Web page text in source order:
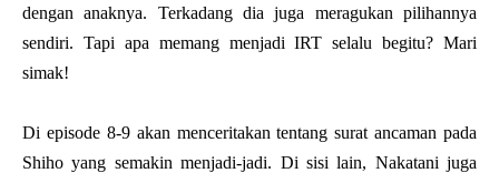
dengan anaknya. Terkadang dia juga meragukan pilihannya
sendiri. Tapi apa memang menjadi IRT selalu begitu? Mari
simak!
Di episode 8-9 akan menceritakan tentang surat ancaman pada
Shiho yang semakin menjadi-jadi. Di sisi lain, Nakatani juga